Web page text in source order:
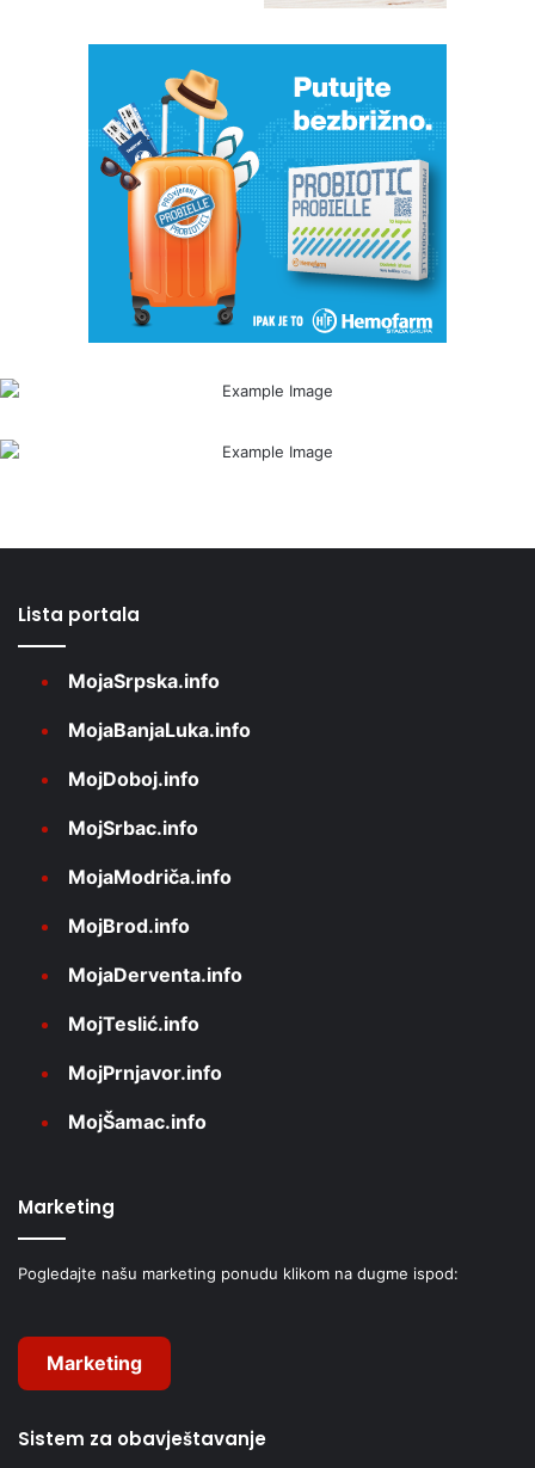
Lista portala
MojaSrpska.info
MojaBanjaLuka.info
MojDoboj.info
MojSrbac.info
MojaModriča.info
MojBrod.info
MojaDerventa.info
MojTeslić.info
MojPrnjavor.info
MojŠamac.info
Marketing
Pogledajte našu marketing ponudu klikom na dugme ispod:
Marketing
Sistem za obavještavanje